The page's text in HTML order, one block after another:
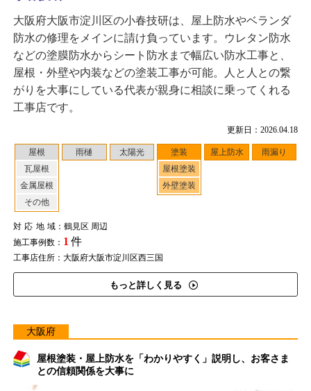
更新日：2026.04.18
屋根
瓦屋根
金属屋根
その他
雨樋 太陽光
塗装
屋根塗装
外壁塗装
屋上防水 雨漏り
対応地域：鶴見区 周辺
施工事例数： 1 件
工事店住所：大阪府大阪市淀川区西三国
もっと詳しく見る
大阪府大阪市淀川区の小春技研は、屋上防水やベランダ
防水の修理をメインに請け負っています。ウレタン防水
などの塗膜防水からシート防水まで幅広い防水工事と、
屋根・外壁や内装などの塗装工事が可能。人と人との繋
がりを大事にしている代表が親身に相談に乗ってくれる
工事店です。
大阪府
屋根塗装・屋上防水を「わかりやすく」説明し、お客さま
との信頼関係を大事に